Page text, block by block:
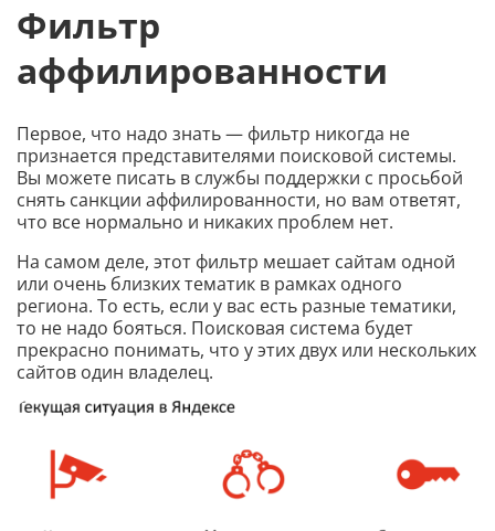
Фильтр
аффилированности
Первое, что надо знать — фильтр никогда не
признается представителями поисковой системы.
Вы можете писать в службы поддержки с просьбой
снять санкции аффилированности, но вам ответят,
что все нормально и никаких проблем нет.
На самом деле, этот фильтр мешает сайтам одной
или очень близких тематик в рамках одного
региона. То есть, если у вас есть разные тематики,
то не надо бояться. Поисковая система будет
прекрасно понимать, что у этих двух или нескольких
сайтов один владелец.